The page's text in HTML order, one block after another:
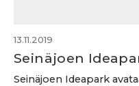
13.11.2019
Seinäjoen
Seinäjoen Ideapark